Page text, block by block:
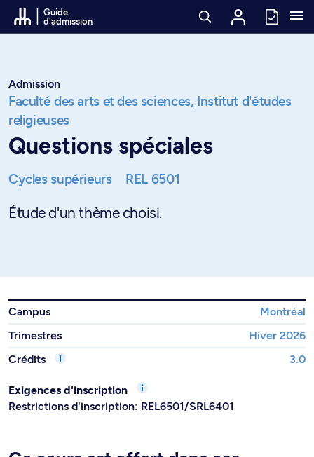
Passer au contenu
Guide
d'admission
Admission
Faculté des arts et des sciences, Institut d'études
religieuses
Questions spéciales
Cycles supérieurs REL 6501
Étude d'un thème choisi.
Campus
Montréal
Trimestres
Hiver 2026
Crédits
3.0
Exigences d'inscription
Restrictions d'inscription: REL6501/SRL6401